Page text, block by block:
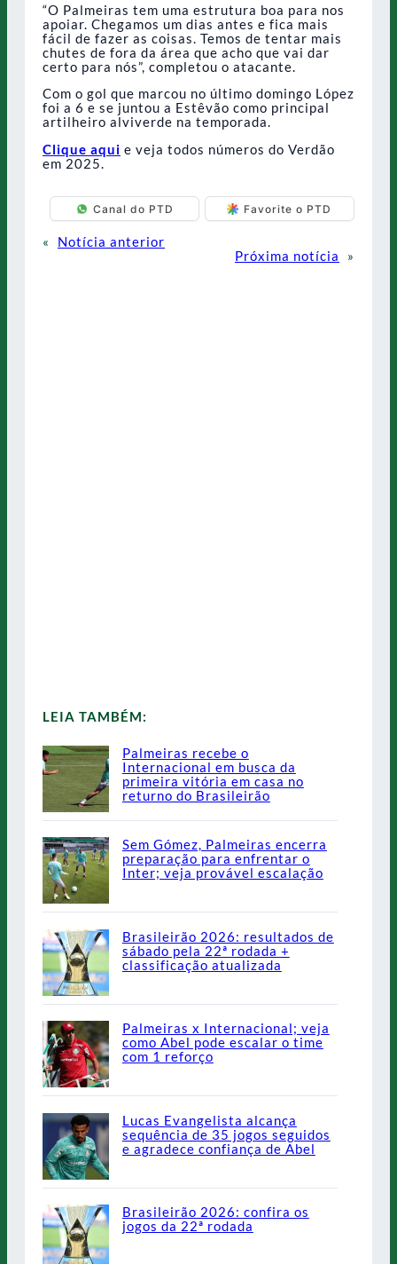
“O Palmeiras tem uma estrutura boa para nos
apoiar. Chegamos um dias antes e fica mais
fácil de fazer as coisas. Temos de tentar mais
chutes de fora da área que acho que vai dar
certo para nós”, completou o atacante.
Com o gol que marcou no último domingo López
foi a 6 e se juntou a Estêvão como principal
artilheiro alviverde na temporada.
Clique aqui e veja todos números do Verdão
em 2025.
Canal do PTD Favorite o PTD
«
Notícia anterior
Próxima notícia
»
LEIA TAMBÉM:
Palmeiras recebe o
Internacional em busca da
primeira vitória em casa no
returno do Brasileirão
Sem Gómez, Palmeiras encerra
preparação para enfrentar o
Inter; veja provável escalação
Brasileirão 2026: resultados de
sábado pela 22ª rodada +
classificação atualizada
Palmeiras x Internacional; veja
como Abel pode escalar o time
com 1 reforço
Lucas Evangelista alcança
sequência de 35 jogos seguidos
e agradece confiança de Abel
Brasileirão 2026: confira os
jogos da 22ª rodada